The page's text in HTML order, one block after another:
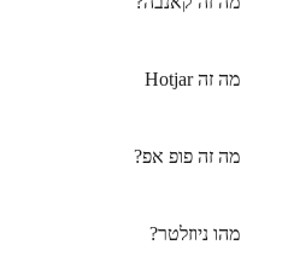
מה זה Hotjar
מה זה פופ אפ?
מהו ניוזלטר?